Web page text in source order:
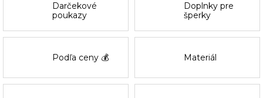
Darčekové
poukazy
Doplnky pre
šperky
Podľa ceny 💰 Materiál